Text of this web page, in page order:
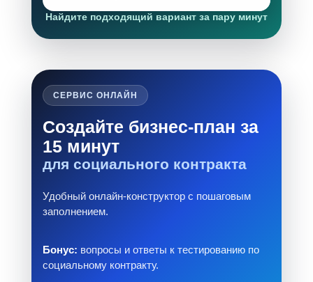
Найдите подходящий вариант за пару минут
СЕРВИС ОНЛАЙН
Создайте бизнес-план за
15 минут
для социального контракта
Удобный онлайн-конструктор с пошаговым
заполнением.
Бонус: вопросы и ответы к тестированию по
социальному контракту.